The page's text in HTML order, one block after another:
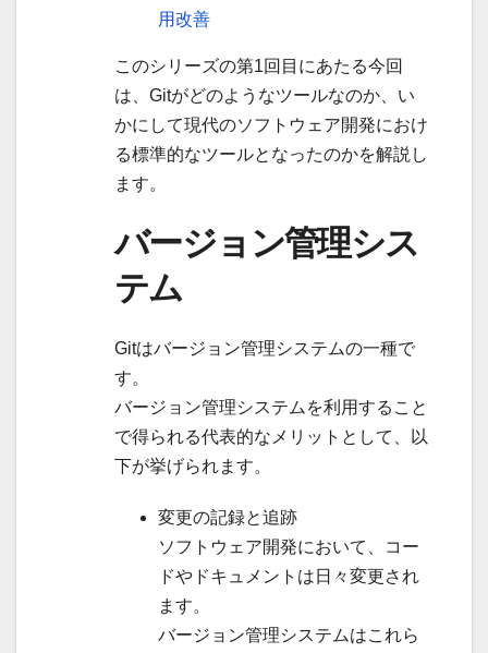
用改善
このシリーズの第1回目にあたる今回
は、Gitがどのようなツールなのか、い
かにして現代のソフトウェア開発におけ
る標準的なツールとなったのかを解説し
ます。
バージョン管理シス
テム
Gitはバージョン管理システムの一種で
す。
バージョン管理システムを利用すること
で得られる代表的なメリットとして、以
下が挙げられます。
変更の記録と追跡
ソフトウェア開発において、コー
ドやドキュメントは日々変更され
ます。
バージョン管理システムはこれら